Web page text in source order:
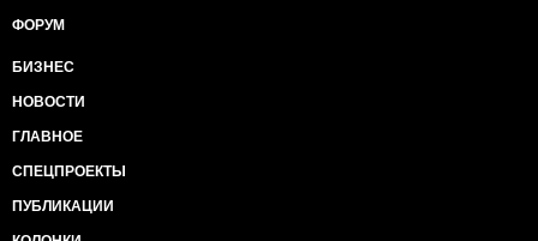
ФОРУМ
БИЗНЕС
НОВОСТИ
ГЛАВНОЕ
СПЕЦПРОЕКТЫ
ПУБЛИКАЦИИ